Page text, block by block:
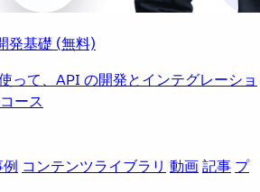
基礎 (無料)
て、API の開発とインテグレーショ
ース
コンテンツライブラリ 動画記事 プ